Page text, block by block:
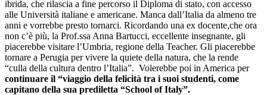
ibrida, che rilascia a fine percorso il Diploma di stato, con accesso
alle Università italiane e americane. Manca dall’Italia da almeno tre
anni e vorrebbe presto tornarci. Ricordando una ex docente,che ora
non c’è più, la Prof.ssa Anna Bartucci, eccellente insegnante, gli
piacerebbe visitare l’Umbria, regione della Teacher. Gli piacerebbe
tornare a Perugia per vivere la quiete della natura, che la rende
“culla della cultura dentro l’Italia”. Volerebbe poi in America per
continuare il “viaggio della felicità tra i suoi studenti, come
capitano della sua prediletta “School of Italy”.